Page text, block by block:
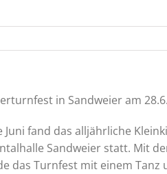
in Sandweier am
Juni fand das alljährliche
Sandweier statt. Mit
das Turnfest mit einem